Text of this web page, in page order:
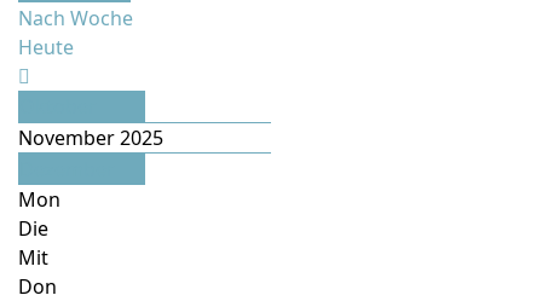
Nach Woche
Heute
November 2025
Mon
Die
Mit
Don